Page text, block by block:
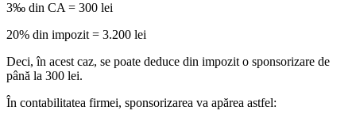
3‰ din CA = 300 lei
20% din impozit = 3.200 lei
Deci, în acest caz, se poate deduce din impozit o sponsorizare de
până la 300 lei.
În contabilitatea firmei, sponsorizarea va apărea astfel: